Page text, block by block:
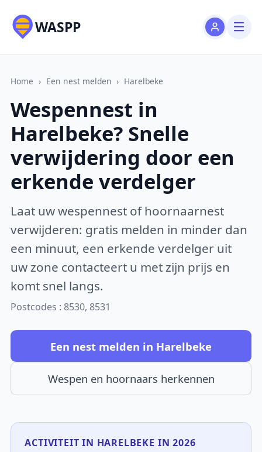
WASPP
Home › Een nest melden › Harelbeke
Wespennest in
Harelbeke? Snelle
verwijdering door een
erkende verdelger
Laat uw wespennest of hoornaarnest
verwijderen: gratis melden in minder dan
een minuut, een erkende verdelger uit
uw zone contacteert u met zijn prijs en
komt snel langs.
Postcodes : 8530, 8531
Een nest melden in Harelbeke
Wespen en hoornaars herkennen
ACTIVITEIT IN HARELBEKE IN 2026